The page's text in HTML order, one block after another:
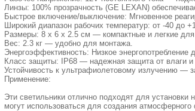
Линзы: 100% прозрачность (GE LEXAN)
Быстрое включение/выключение: Мгновенное
Широкий диапазон рабочих температур: от -40 до
Размеры: 8 x 6 x 2.5 см — компактные и легкие для
Вес: 2.3 кг — удобно для монтажа.
Энергоэффективность: Низкое энергопотребление
Класс защиты: IP68 — надежная защита от влаги
Устойчивость к ультрафиолетовому излучению —
Применение:
Эти светильники отлично подходят для
могут использоваться для создания